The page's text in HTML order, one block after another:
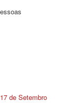
de Setembro